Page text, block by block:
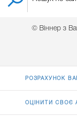
© Віннер з
РОЗРАХУНОК
ОЦІНИТИ СВОЄ